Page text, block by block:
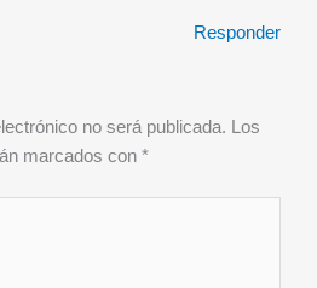
Responder
no será publicada. Los
marcados con *